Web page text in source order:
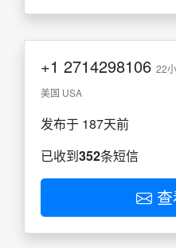
+1 2714298106 22
美国 USA
发布于 187天前
已收到352条短信